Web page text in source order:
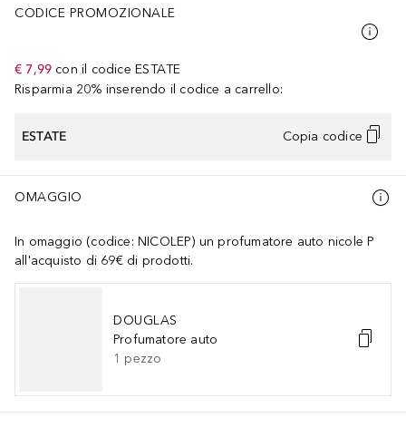
CODICE PROMOZIONALE
€ 7,99 con il codice ESTATE
Risparmia 20% inserendo il codice a carrello:
ESTATE Copia codice
OMAGGIO
In omaggio (codice: NICOLEP) un profumatore auto nicole P
all'acquisto di 69€ di prodotti.
DOUGLAS
Profumatore auto
1 pezzo